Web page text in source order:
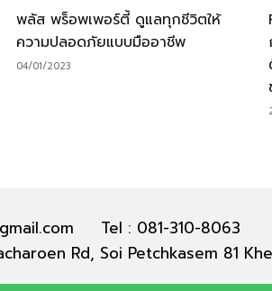
พลัส พร็อพเพอร์ตี้ ดูแลทุกชีวิตให้
ความปลอดภัยแบบมืออาชีพ
04/01/2023
Tel : 081-310-8063
Rd, Soi Petchkasem 81